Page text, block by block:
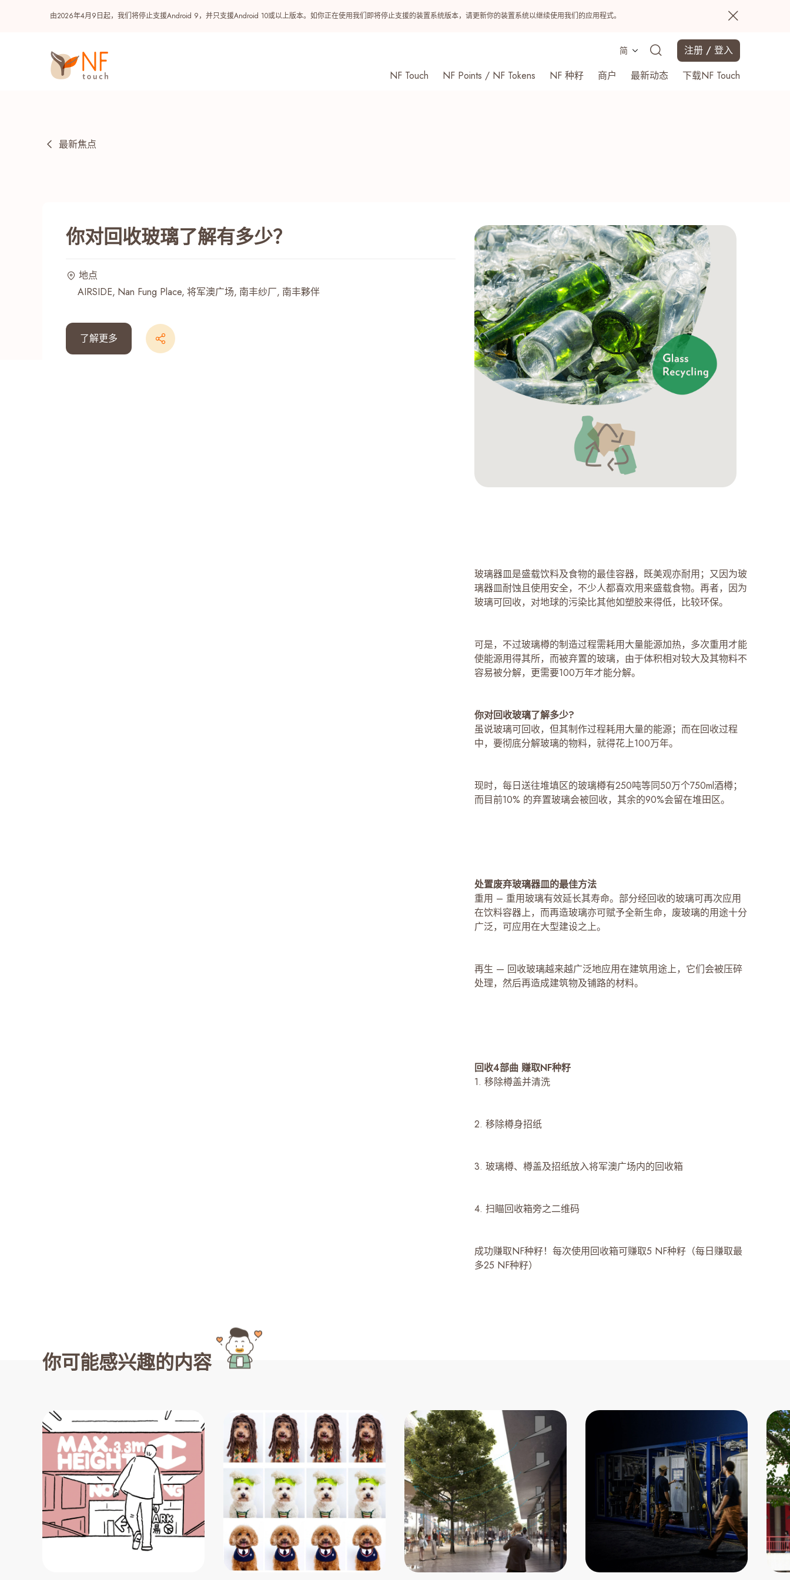
由2026年4月9日起，我们将停止支援Android 9，并只支援Android 10或以上版本。如你正在使用我们即将停止支援的装置系统版本，请更新你的装置系统以继续使用我们的应用程式。
简
注册 / 登入
NF Touch
NF Points / NF Tokens NF 种籽 商户 最新动态 下载NF Touch
NF 种籽 NF Points AIRSIDE 奖赏
最近搜寻纪录
最新焦点
你对回收玻璃了解有多少？
地点
AIRSIDE Nan Fung Place 将军澳广场 南丰纱厂 南丰夥伴
了解更多
玻璃器皿是盛载饮料及食物的最佳容器，既美观亦耐用；又因为玻
璃器皿耐蚀且使用安全，不少人都喜欢用来盛载食物。再者，因为
玻璃可回收，对地球的污染比其他如塑胶来得低，比较环保。
可是，不过玻璃樽的制造过程需耗用大量能源加热，多次重用才能
使能源用得其所，而被弃置的玻璃，由于体积相对较大及其物料不
容易被分解，更需要100万年才能分解。
你对回收玻璃了解多少?
虽说玻璃可回收，但其制作过程耗用大量的能源；而在回收过程
中，要彻底分解玻璃的物料，就得花上100万年。
现时，每日送往堆填区的玻璃樽有250吨等同50万个750ml酒樽；
而目前10% 的弃置玻璃会被回收，其余的90%会留在堆田区。
处置废弃玻璃器皿的最佳方法
重用 – 重用玻璃有效延长其寿命。部分经回收的玻璃可再次应用
在饮料容器上，而再造玻璃亦可赋予全新生命，废玻璃的用途十分
广泛，可应用在大型建设之上。
再生 — 回收玻璃越来越广泛地应用在建筑用途上，它们会被压碎
处理，然后再造成建筑物及铺路的材料。
回收4部曲 赚取NF种籽
1. 移除樽盖并清洗
2. 移除樽身招纸
3. 玻璃樽、樽盖及招纸放入将军澳广场内的回收箱
4. 扫瞄回收箱旁之二维码
成功赚取NF种籽！每次使用回收箱可赚取5 NF种籽（每日赚取最
多25 NF种籽）
你可能感兴趣的内容